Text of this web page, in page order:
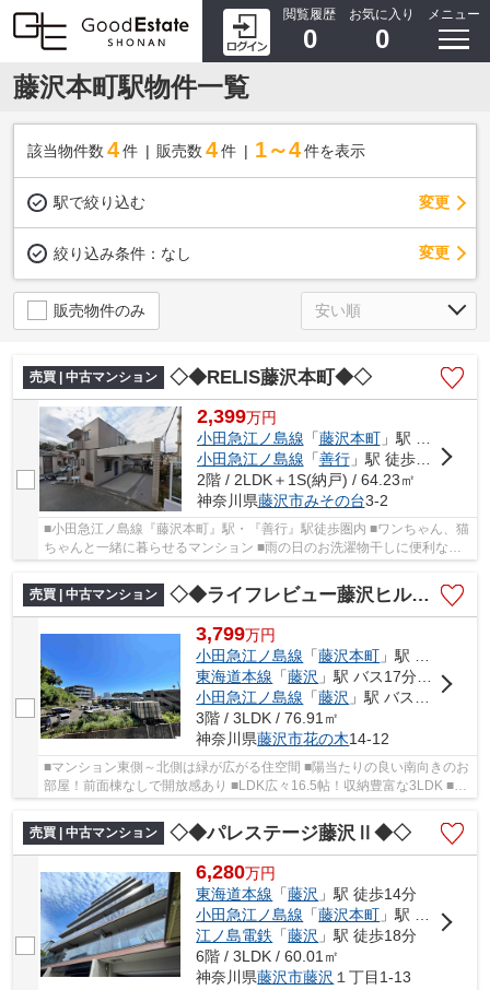
閲覧履歴
0
お気に入り
0
メニュー
藤沢本町駅物件一覧
該当物件数 4件 販売数 4 件 1～4 件を表示
駅で絞り込む 変更
絞り込み条件： なし 変更
販売物件のみ
売買 | 中古マンション ◇◆RELIS藤沢本町◆◇
2,399万円
小田急江ノ島線 「藤沢本町」駅 徒歩11分
小田急江ノ島線 「善行」駅 徒歩14分
2階 / 2LDK＋1S(納戸) / 64.23㎡
神奈川県藤沢市みその台3-2
■小田急江ノ島線『藤沢本町』駅・『善行』駅徒歩圏内 ■ワンちゃん、猫
ちゃんと一緒に暮らせるマンション ■雨の日のお洗濯物干しに便利な浴
売買 | 中古マンション
◇◆ライフレビュー藤沢ヒルズ◆◇
3,799万円
小田急江ノ島線 「藤沢本町 」駅 徒歩11分
東海道本線 「藤沢 」駅 バス17分 「白旗神社前」 停歩8分
小田急江ノ島線 「藤沢 」駅 バス17分 「白旗神社前」 停歩8分
3階 / 3LDK / 76.91㎡
神奈川県藤沢市花の木14-12
■マンション東側～北側は緑が広がる住空間 ■陽当たりの良い南向きのお
部屋！前面棟なしで開放感あり ■LDK広々16.5帖！収納豊富な3LDK ■ワ
売買 | 中古マンション
◇◆パレステージ藤沢Ⅱ◆◇
6,280万円
東海道本線 「藤沢 」駅 徒歩14分
小田急江ノ島線 「藤沢本町 」駅 徒歩11分
江ノ島電鉄 「藤沢 」駅 徒歩18分
6階 / 3LDK / 60.01㎡
神奈川県藤沢市藤沢 １丁目1-13